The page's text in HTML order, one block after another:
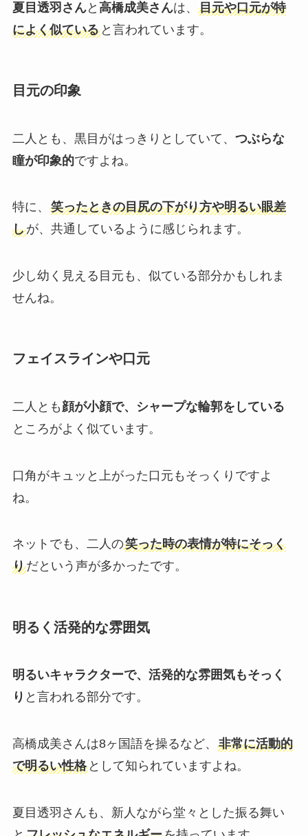
夏目透羽さんと 高橋成美さんは、 目元や口元が特
によく似ていると言われています。
目元の印象
二人とも、黒目がはっきりとしていて、 つぶらな
瞳が印象的ですよね。
特に、 笑ったときの目尻の下がり方や明るい眼差
しが、共通しているように感じられます。
少し幼く見える目元も、似ている部分かもしれま
せんね。
フェイスラインや口元
二人とも 顔が小顔で、シャープな輪郭をしている
ところがよく似ています。
口角がキュッと上がった口元もそっくりですよ
ね。
ネットでも、二人の笑った時の表情が特にそっく
りだという声が多かったです。
明るく活発的な雰囲気
明るいキャラクターで、活発的な雰囲気もそっく
り と言われる部分です。
高橋成美さんは8ヶ国語を操るなど、 非常に活動的
で明るい性格として知られていますよね。
夏目透羽さんも、新人ながら堂々とした振る舞い